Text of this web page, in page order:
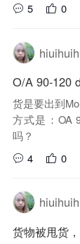
5
0
O/A 90-120
货是要出到
方式是：OA
吗？
4
0
货物被甩货